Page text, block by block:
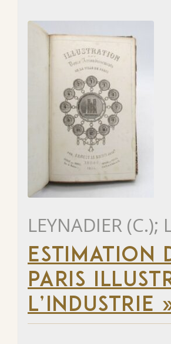
LEYNADIER
ESTIMATION
PARIS
L’INDUSTRIE